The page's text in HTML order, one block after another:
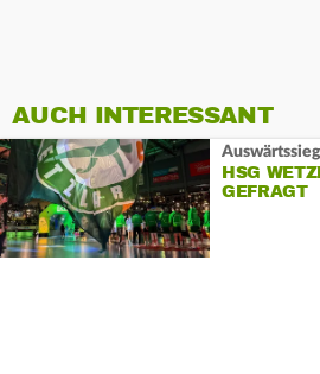
AUCH INTERESSANT
HSG
GEFRAGT